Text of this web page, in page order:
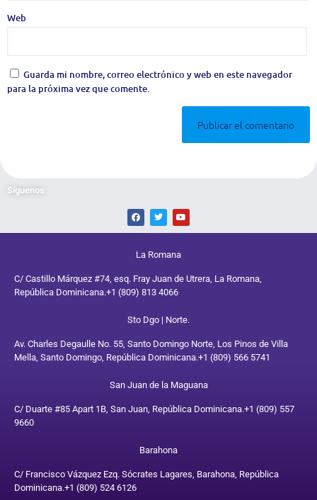
Web
Guarda mi nombre, correo electrónico y web en este navegador
para la próxima vez que comente.
Síguenos
La Romana
C/ Castillo Márquez #74, esq. Fray Juan de Utrera, La Romana,
República Dominicana.+1 (809) 813 4066
Sto Dgo | Norte.
Av. Charles Degaulle No. 55, Santo Domingo Norte, Los Pinos de Villa
Mella, Santo Domingo, República Dominicana.+1 (809) 566 5741
San Juan de la Maguana
C/ Duarte #85 Apart 1B, San Juan, República Dominicana.+1 (809) 557
9660
Barahona
C/ Francisco Vázquez Ezq. Sócrates Lagares, Barahona, República
Dominicana.+1 (809) 524 6126